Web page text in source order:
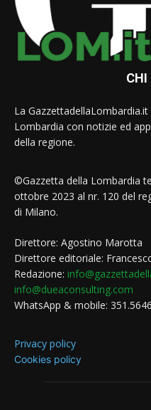
CHI
La
Lombardia con notizie ed
della regione.
©Gazzetta della Lombardia
ottobre 2023 al nr. 120 del
di Milano.
Direttore: Agostino Marotta
Direttore editoriale:
Redazione:
info@dueaconsulting.com
WhatsApp & mobile:
Privacy policy
Cookies policy